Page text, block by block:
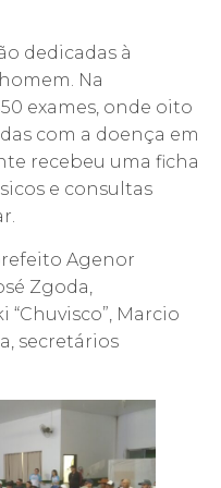
dedicadas à
Na
exames, onde oito
com a doença em
recebeu uma ficha
e consultas
Agenor
Zgoda,
“Chuvisco”, Marcio
secretários